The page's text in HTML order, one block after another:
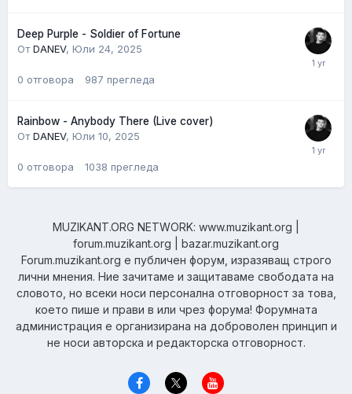
Deep Purple - Soldier of Fortune
ОтDANEV, Юли 24, 2025
0 отговора 987 прегледа
Rainbow - Anybody There (Live cover)
ОтDANEV, Юли 10, 2025
0 отговора 1038 прегледа
MUZIKANT.ORG NETWORK: www.muzikant.org |
forum.muzikant.org | bazar.muzikant.org
Forum.muzikant.org е публичен форум, изразяващ строго
лични мнения. Ние зачитаме и защитаваме свободата на
словото, но всеки носи персонална отговорност за това,
което пише и прави в или чрез форума! Форумната
администрация е организирана на доброволен принцип и
не носи авторска и редакторска отговорност.